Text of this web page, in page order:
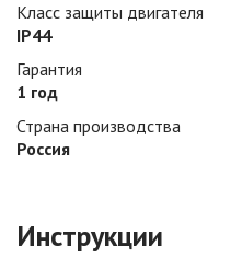
Класс защиты двигателя
IP44
Гарантия
1 год
Страна производства
Россия
Инструкции